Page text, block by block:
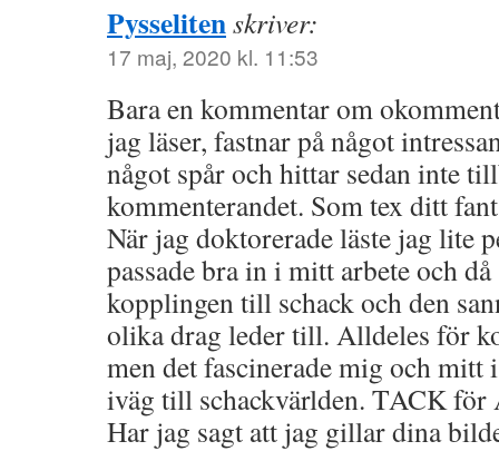
Pysselitenskriver:
17 maj, 2020 kl. 11:53
Bara en kommentar om
jag läser, fastnar på något
något spår och hittar sedan inte
kommenterandet. Som tex ditt
När jag doktorerade läste jag lite
passade bra in i mitt arbete och
kopplingen till schack och den
olika drag leder till. Alldeles för
men det fascinerade mig och mitt
iväg till schackvärlden. TACK
Har jag sagt att jag gillar dina